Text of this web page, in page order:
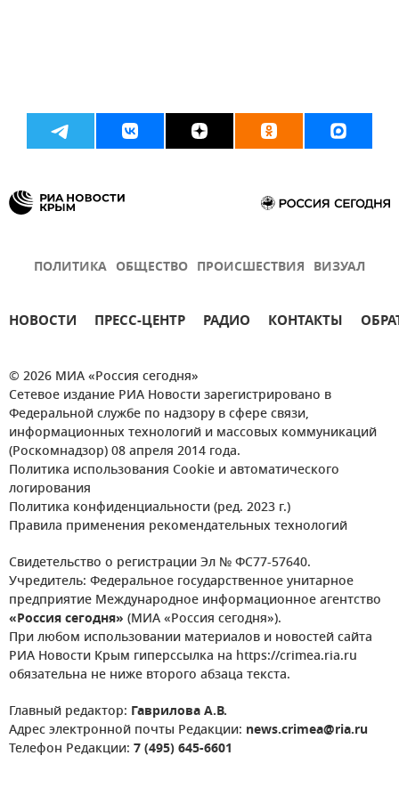
ПОЛИТИКА ОБЩЕСТВО ПРОИСШЕСТВИЯ ВИЗУАЛ
НОВОСТИ ПРЕСС-ЦЕНТР РАДИО КОНТАКТЫ
© 2026 МИА «Россия сегодня»
Сетевое издание РИА Новости зарегистрировано в
Федеральной службе по надзору в сфере связи,
информационных технологий и массовых коммуникаций
(Роскомнадзор) 08 апреля 2014 года.
Политика использования Cookie и автоматического
логирования
Политика конфиденциальности (ред. 2023 г.)
Правила применения рекомендательных технологий
Свидетельство о регистрации Эл № ФС77-57640.
Учредитель: Федеральное государственное унитарное
предприятие Международное информационное агентство
«Россия сегодня» (МИА «Россия сегодня»).
При любом использовании материалов и новостей сайта
РИА Новости Крым гиперссылка на https://crimea.ria.ru
обязательна не ниже второго абзаца текста.
Главный редактор: Гаврилова А.В.
Адрес электронной почты Редакции: news.crimea@ria.ru
Телефон Редакции: 7 (495) 645-6601